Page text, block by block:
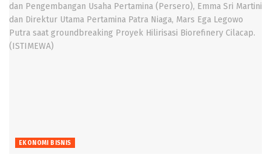
EKONOMI BISNIS